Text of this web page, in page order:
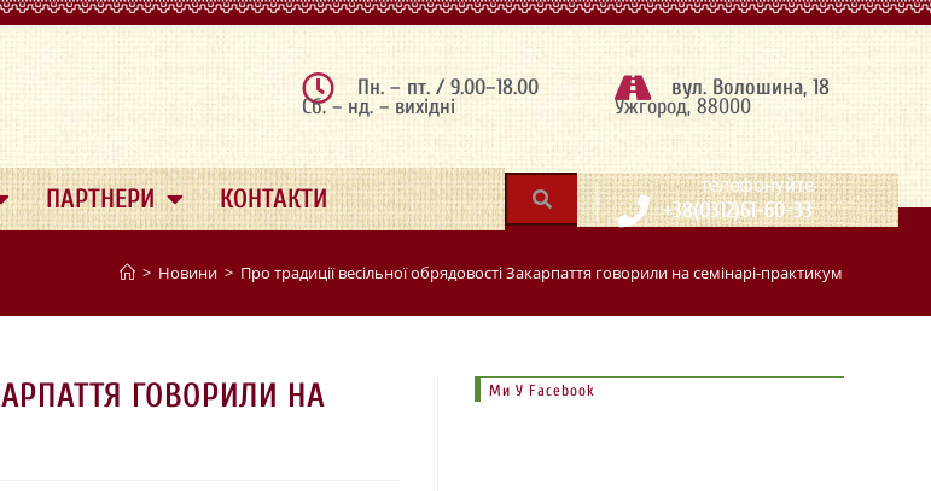
Пн. – пт. / 9.00–18.00
Сб. – нд. – вихідні
вул. Волошина, 18
Ужгород, 88000
ПАРТНЕРИ КОНТАКТИ | телефонуйте
+38(0312)61-60-33
> Новини > Про традиції весільної обрядовості Закарпаття говорили на семінарі-практикумі в Ужгороді
ГОВОРИЛИ НА
Ми У Facebook